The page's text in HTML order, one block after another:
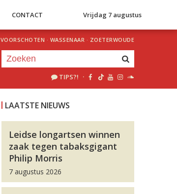
CONTACT Vrijdag 7 augustus
VOORSCHOTEN · WASSENAAR · ZOETERWOUDE
TIPS?! ·
LAATSTE NIEUWS
Leidse longartsen winnen
zaak tegen tabaksgigant
Philip Morris
7 augustus 2026